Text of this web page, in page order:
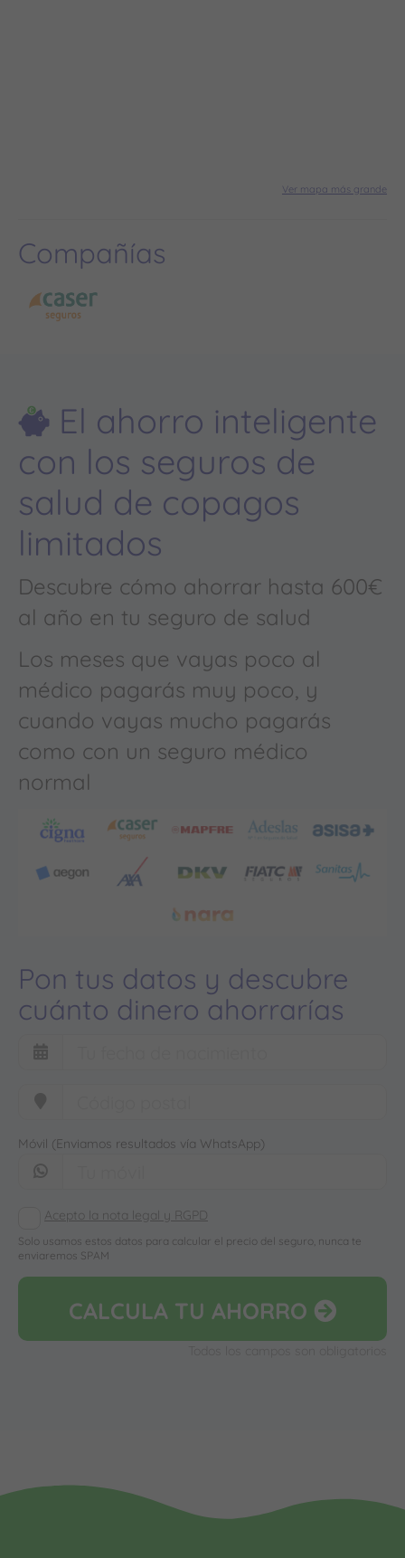
Ver mapa más grande
Compañías
El ahorro inteligente
con los seguros de
salud de copagos
limitados
Descubre cómo ahorrar hasta 600€
al año en tu seguro de salud
Los meses que vayas poco al
médico pagarás muy poco, y
cuando vayas mucho pagarás
como con un seguro médico
normal
Pon tus datos y descubre
cuánto dinero ahorrarías
Móvil (Enviamos resultados vía WhatsApp)
Acepto la nota legal y RGPD
Solo usamos estos datos para calcular el precio del seguro, nunca te
enviaremos SPAM
CALCULA TU AHORRO